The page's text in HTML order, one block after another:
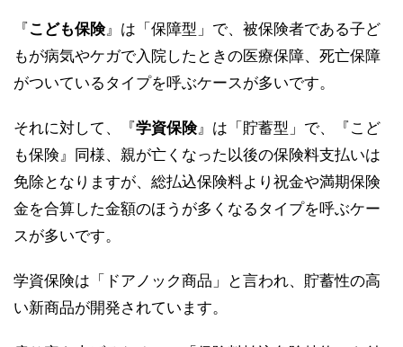
『こども保険』は「保障型」で、被保険者である子ど
もが病気やケガで入院したときの医療保障、死亡保障
がついているタイプを呼ぶケースが多いです。
それに対して、『学資保険』は「貯蓄型」で、『こど
も保険』同様、親が亡くなった以後の保険料支払いは
免除となりますが、総払込保険料より祝金や満期保険
金を合算した金額のほうが多くなるタイプを呼ぶケー
スが多いです。
学資保険は「ドアノック商品」と言われ、貯蓄性の高
い新商品が開発されています。